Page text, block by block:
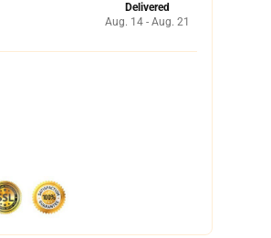
Delivered
Aug. 14 - Aug. 21